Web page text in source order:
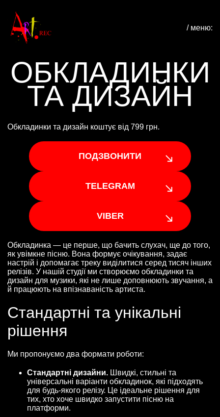
/ меню:
ОБКЛАДИНКИ
ТА ДИЗАЙН
Обкладинки та дизайн коштує від 799 грн.
ПОДЗВОНИТИ
TELEGRAM
VIBER
Обкладинка — це перше, що бачить слухач, ще до того,
як увімкне пісню. Вона формує очікування, задає
настрій і допомагає треку виділитися серед тисяч інших
релізів. У нашій студії ми створюємо обкладинки та
дизайн для музики, які не лише доповнюють звучання, а
й працюють на впізнаваність артиста.
Стандартні та унікальні
рішення
Ми пропонуємо два формати роботи:
Стандартні дизайни. Швидкі, стильні та
універсальні варіанти обкладинок, які підходять
для будь-якого релізу. Це ідеальне рішення для
тих, хто хоче швидко запустити пісню на
платформи.